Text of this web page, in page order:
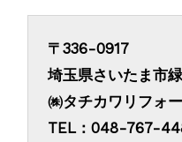
〒336-0917
埼玉県さいたま市
㈱タチカワリフォ
TEL：048-767-